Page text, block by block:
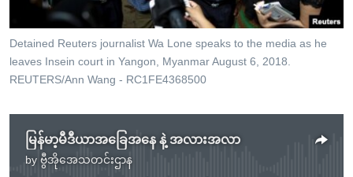
စာမျက်နှာ
ကျော်
ကြည့်
နေရာ
Detained Reuters journalist Wa Lone speaks to the media as he
leaves Insein court in Yangon, Myanmar August 6, 2018.
REUTERS/Ann Wang - RC1FE4368500
မြန်မာ့မီဒီယာအခြေအနေ နဲ့ အလားအလာ
by ဗွီအိုအေသတင်းဌာန
No media source currently available